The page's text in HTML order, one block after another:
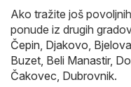
Ako tražite još
ponude iz drugih
Čepin, Djakovo,
Buzet, Beli Manastir,
Čakovec, Dubrovnik.